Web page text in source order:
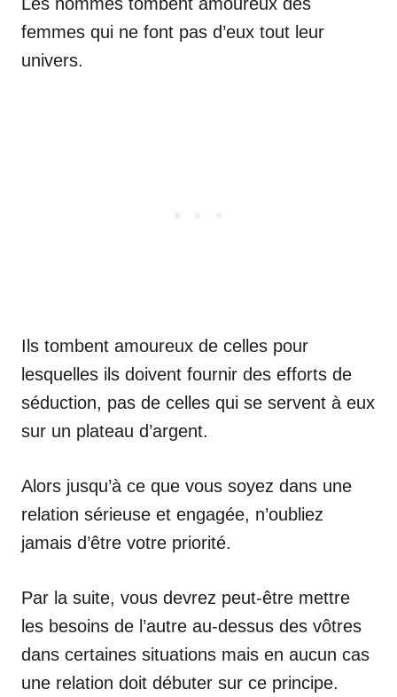
femmes qui ne font pas d’eux tout leur
univers.
Ils tombent amoureux de celles pour
lesquelles ils doivent fournir des efforts de
séduction, pas de celles qui se servent à eux
sur un plateau d’argent.
Alors jusqu’à ce que vous soyez dans une
relation sérieuse et engagée, n’oubliez
jamais d’être votre priorité.
Par la suite, vous devrez peut-être mettre
les besoins de l’autre au-dessus des vôtres
dans certaines situations mais en aucun cas
une relation doit débuter sur ce principe.